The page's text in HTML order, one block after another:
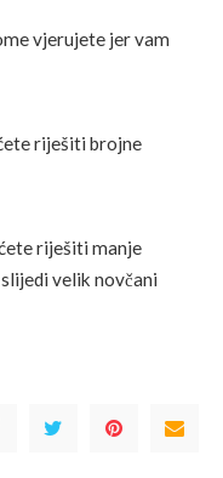
vjerujete jer vam
riješiti brojne
riješiti manje
velik novčani